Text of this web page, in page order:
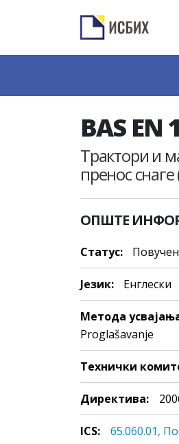
BAS EN
Трактори и
пренос
ОПШТЕ
Статус: Повучен
Језик: Енглески
Метода
Proglašavanje
Технички
Директива:
ICS: 65.060.01,